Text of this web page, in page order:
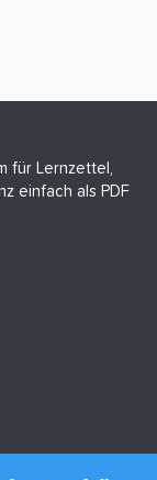
für Lernzettel,
einfach als PDF